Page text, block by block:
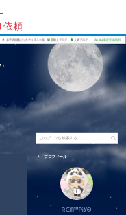
依頼